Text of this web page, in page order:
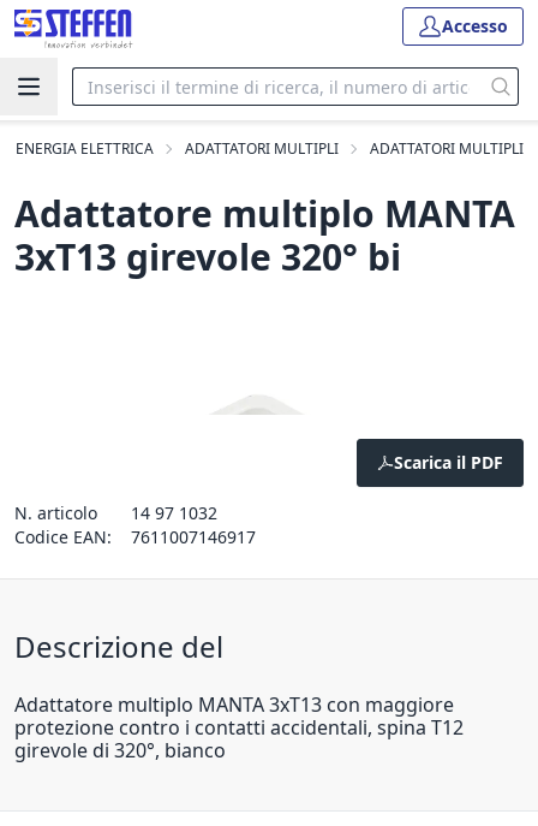
Accesso
ENERGIA ELETTRICA ADATTATORI MULTIPLI ADATTATORI MULTIPLI
Adattatore multiplo MANTA
3xT13 girevole 320° bi
Scarica il PDF
N. articolo
14 97 1032
Codice EAN:
7611007146917
Descrizione del
Adattatore multiplo MANTA 3xT13 con maggiore
protezione contro i contatti accidentali, spina T12
girevole di 320°, bianco